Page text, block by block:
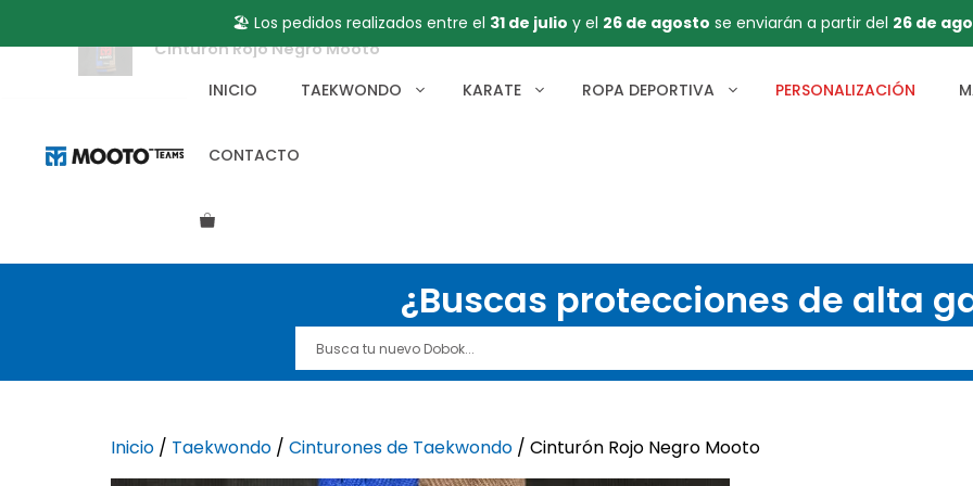
🏖️ Los pedidos realizados entre el 31 de julio y el 26 de agosto se enviarán a partir del 26 de
INICIO TAEKWONDO KARATE ROPA DEPORTIVA PERSONALIZACIÓN
CONTACTO
¿Buscas protecciones de alta
Inicio / Taekwondo / Cinturones de Taekwondo / Cinturón Rojo Negro Mooto
Cinturón Rojo Negro Mooto